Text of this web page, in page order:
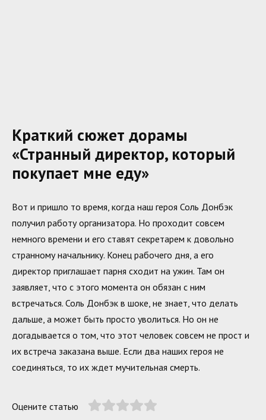
Краткий сюжет дорамы
«Странный директор, который
покупает мне еду»
Вот и пришло то время, когда наш героя Соль Донбэк
получил работу организатора. Но проходит совсем
немного времени и его ставят секретарем к довольно
странному начальнику. Конец рабочего дня, а его
директор приглашает парня сходит на ужин. Там он
заявляет, что с этого момента он обязан с ним
встречаться. Соль Донбэк в шоке, не знает, что делать
дальше, а может быть просто уволиться. Но он не
догадывается о том, что этот человек совсем не прост и
их встреча заказана выше. Если два наших героя не
соединяться, то их ждет мучительная смерть.
Оцените статью